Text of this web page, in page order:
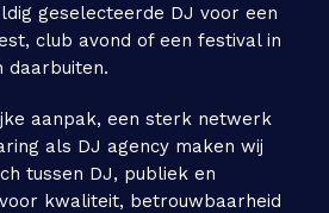
geselecteerde DJ voor een
club avond of een festival in
daarbuiten.
aanpak, een sterk netwerk
als DJ agency maken wij
tussen DJ, publiek en
kwaliteit, betrouwbaarheid